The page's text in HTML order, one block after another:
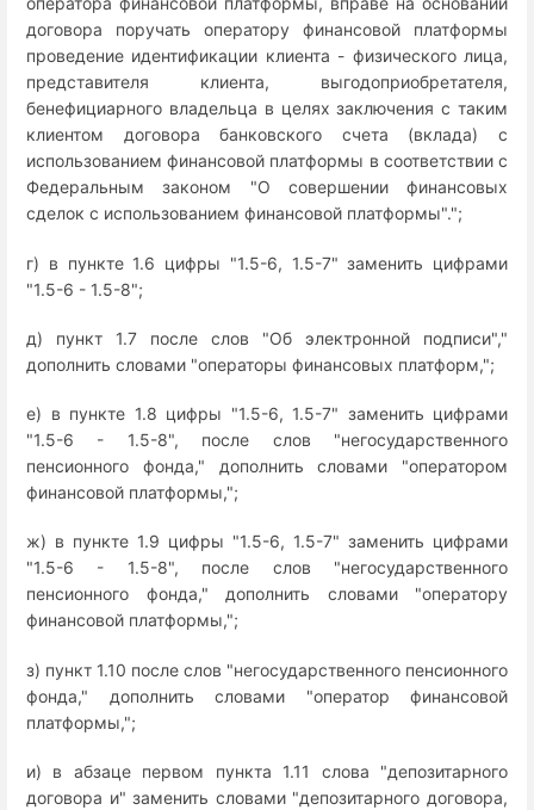
договора поручать оператору финансовой платформы
проведение идентификации клиента - физического лица,
представителя клиента, выгодоприобретателя,
бенефициарного владельца в целях заключения с таким
клиентом договора банковского счета (вклада) с
использованием финансовой платформы в соответствии с
Федеральным законом "О совершении финансовых
сделок с использованием финансовой платформы".";
г) в пункте 1.6 цифры "1.5-6, 1.5-7" заменить цифрами
"1.5-6 - 1.5-8";
д) пункт 1.7 после слов "Об электронной подписи","
дополнить словами "операторы финансовых платформ,";
е) в пункте 1.8 цифры "1.5-6, 1.5-7" заменить цифрами
"1.5-6 - 1.5-8", после слов "негосударственного
пенсионного фонда," дополнить словами "оператором
финансовой платформы,";
ж) в пункте 1.9 цифры "1.5-6, 1.5-7" заменить цифрами
"1.5-6 - 1.5-8", после слов "негосударственного
пенсионного фонда," дополнить словами "оператору
финансовой платформы,";
з) пункт 1.10 после слов "негосударственного пенсионного
фонда," дополнить словами "оператор финансовой
платформы,";
и) в абзаце первом пункта 1.11 слова "депозитарного
договора и" заменить словами "депозитарного договора,